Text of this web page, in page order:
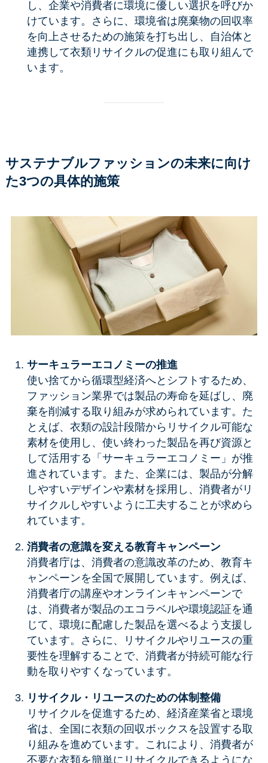
し、企業や消費者に環境に優しい選択を呼びか
けています。さらに、環境省は廃棄物の回収率
を向上させるための施策を打ち出し、自治体と
連携して衣類リサイクルの促進にも取り組んで
います。
サステナブルファッションの未来に向け
た3つの具体的施策
サーキュラーエコノミーの推進
使い捨てから循環型経済へとシフトするため、
ファッション業界では製品の寿命を延ばし、廃
棄を削減する取り組みが求められています。た
とえば、衣類の設計段階からリサイクル可能な
素材を使用し、使い終わった製品を再び資源と
して活用する「サーキュラーエコノミー」が推
進されています。また、企業には、製品が分解
しやすいデザインや素材を採用し、消費者がリ
サイクルしやすいように工夫することが求めら
れています。
消費者の意識を変える教育キャンペーン
消費者庁は、消費者の意識改革のため、教育キ
ャンペーンを全国で展開しています。例えば、
消費者庁の講座やオンラインキャンペーンで
は、消費者が製品のエコラベルや環境認証を通
じて、環境に配慮した製品を選べるよう支援し
ています。さらに、リサイクルやリユースの重
要性を理解することで、消費者が持続可能な行
動を取りやすくなっています。
リサイクル・リユースのための体制整備
リサイクルを促進するため、経済産業省と環境
省は、全国に衣類の回収ボックスを設置する取
り組みを進めています。これにより、消費者が
不要な衣類を簡単にリサイクルできるようにな